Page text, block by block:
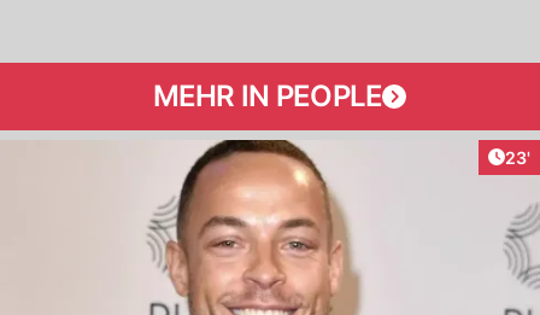
MEHR IN PEOPLE
23'